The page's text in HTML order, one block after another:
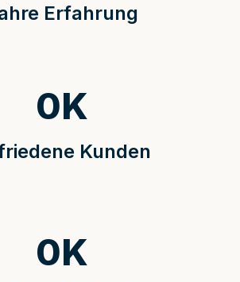
Erfahrung
Kunden
0K
0K